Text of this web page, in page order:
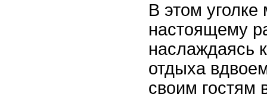
В этом
настоящему
наслаждаясь
отдыха
своим гостям